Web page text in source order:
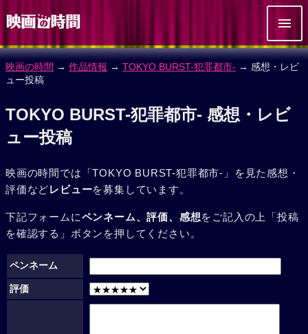
映画の時間 → 作品情報 → TOKYO BURST-犯罪都市- → 感想・レビ
ュー投稿
TOKYO BURST-犯罪都市- 感想・レビ
ュー投稿
映画の時間では「TOKYO BURST-犯罪都市-」を見た感想・
評価などレビューを募集しています。
下記フォームにペンネーム、評価、感想をご記入の上「投稿
を確認する」ボタンを押してください。
ペンネーム
評価